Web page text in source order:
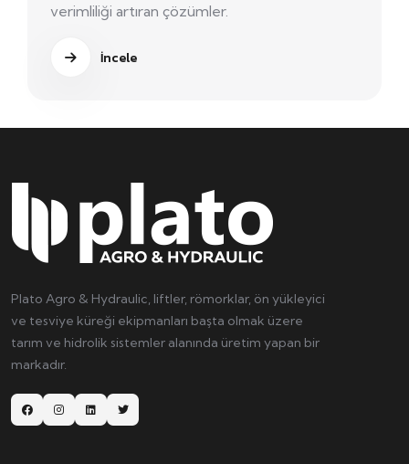
verimliliği artıran çözümler.
İncele
Plato Agro & Hydraulic, liftler, römorklar, ön yükleyici
ve tesviye küreği ekipmanları başta olmak üzere
tarım ve hidrolik sistemler alanında üretim yapan bir
markadır.